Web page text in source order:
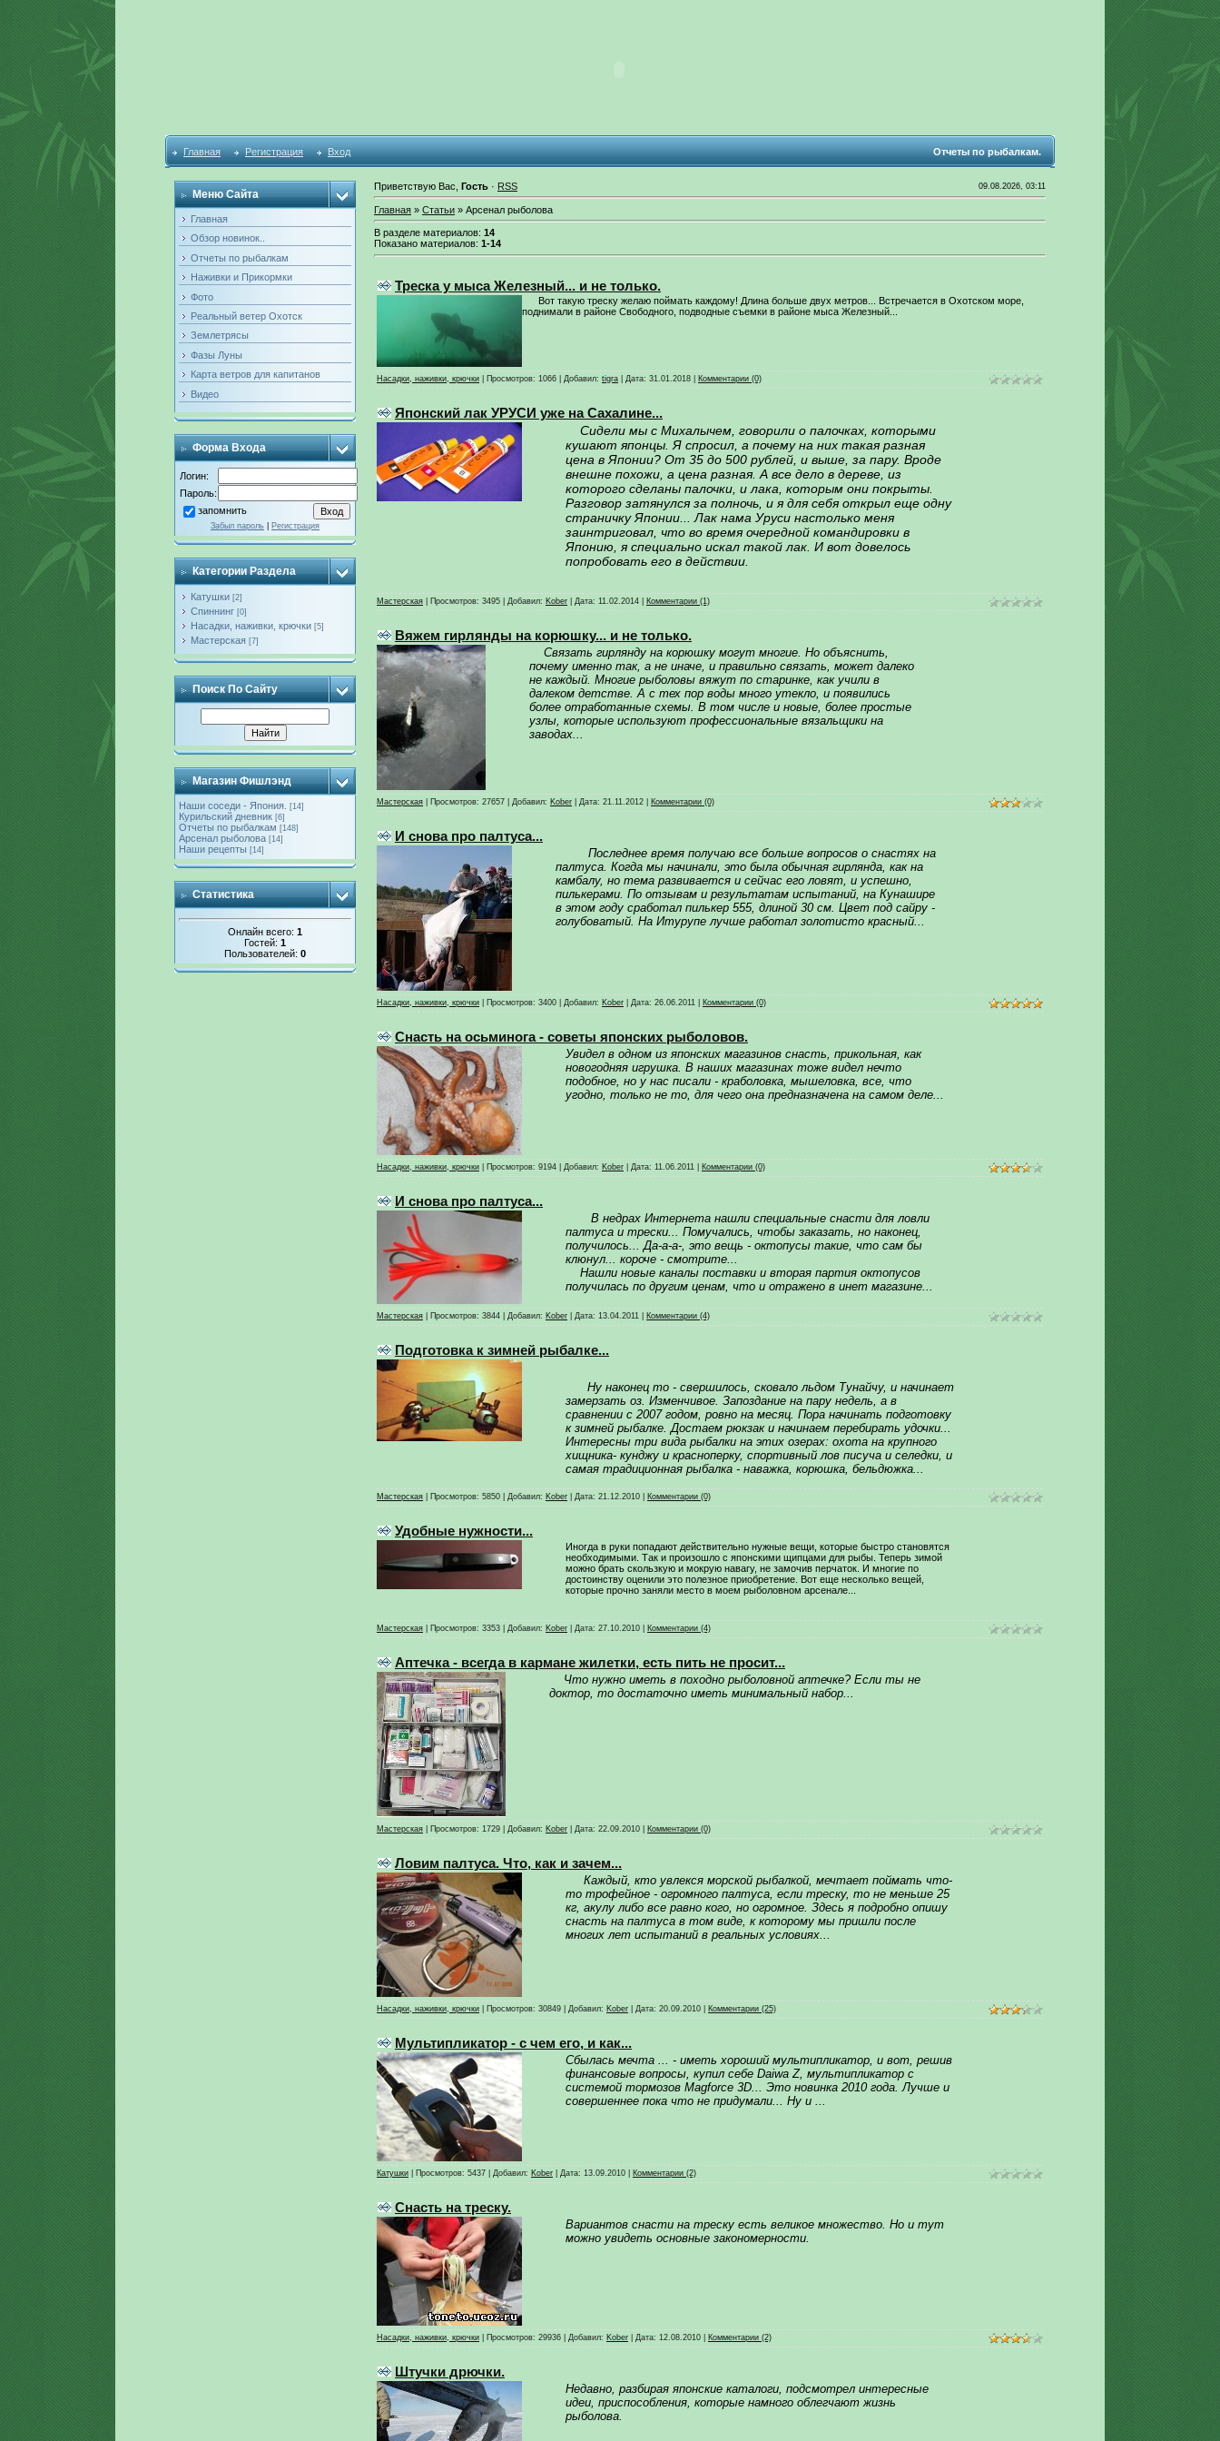
Главная Регистрация Вход Отчеты по рыбалкам.
Меню Сайта
Главная
Обзор новинок..
Отчеты по рыбалкам
Наживки и Прикормки
Фото
Реальный ветер Охотск
Землетрясы
Фазы Луны
Карта ветров для капитанов
Видео
Форма Входа
Логин:
Пароль:
запомнить
Забыл пароль Регистрация
Категории Раздела
Катушки [2]
Спиннинг [0]
Насадки, наживки, крючки [5]
Мастерская [7]
Поиск По Сайту
Магазин Фишлэнд
Наши соседи - Япония. [14]
Курильский дневник [6]
Отчеты по рыбалкам [148]
Арсенал рыболова [14]
Наши рецепты [14]
Статистика
Онлайн всего: 1
Гостей: 1
Пользователей: 0
Приветствую Вас Гость · RSS 09.08.2026, 03:11
Главная » Статьи » Арсенал рыболова
В разделе материалов: 14
Показано материалов: 1-14
Треска у мыса Железный... и не только.
Вот такую треску желаю поймать каждому! Длина больше двух метров... Встречается в Охотском море,
поднимали в районе Свободного, подводные съемки в районе мыса Железный...
Насадки, наживки, крючки Просмотров: 1066 Добавил: tigra Дата: 31.01.2018 Комментарии (0)
Японский лак УРУСИ уже на Сахалине...
Сидели мы с Михалычем, говорили о палочках, которыми
кушают японцы. Я спросил, а почему на них такая разная
цена в Японии? От 35 до 500 рублей, и выше, за пару. Вроде
внешне похожи, а цена разная. А все дело в дереве, из
которого сделаны палочки, и лака, которым они покрыты.
Разговор затянулся за полночь, и я для себя открыл еще одну
страничку Японии... Лак нама Уруси настолько меня
заинтриговал, что во время очередной командировки в
Японию, я специально искал такой лак. И вот довелось
попробовать его в действии.
Мастерская Просмотров: 3495 Добавил: Kober Дата: 11.02.2014 Комментарии (1)
Вяжем гирлянды на корюшку... и не только.
Связать гирлянду на корюшку могут многие. Но объяснить,
почему именно так, а не иначе, и правильно связать, может далеко
не каждый. Многие рыболовы вяжут по старинке, как учили в
далеком детстве. А с тех пор воды много утекло, и появились
более отработанные схемы. В том числе и новые, более простые
узлы, которые используют профессиональные вязальщики на
заводах...
Мастерская Просмотров: 27657 Добавил: Kober Дата: 21.11.2012 Комментарии (0)
И снова про палтуса...
Последнее время получаю все больше вопросов о снастях на
палтуса. Когда мы начинали, это была обычная гирлянда, как на
камбалу, но тема развивается и сейчас его ловят, и успешно,
пилькерами. По отзывам и результатам испытаний, на Кунашире
в этом году сработал пилькер 555, длиной 30 см. Цвет под сайру -
голубоватый. На Итурупе лучше работал золотисто красный...
Насадки, наживки, крючки Просмотров: 3400 Добавил: Kober Дата: 26.06.2011 Комментарии (0)
Снасть на осьминога - советы японских рыболовов.
Увидел в одном из японских магазинов снасть, прикольная, как
новогодняя игрушка. В наших магазинах тоже видел нечто
подобное, но у нас писали - краболовка, мышеловка, все, что
угодно, только не то, для чего она предназначена на самом деле...
Насадки, наживки, крючки Просмотров: 9194 Добавил: Kober Дата: 11.06.2011 Комментарии (0)
И снова про палтуса...
В недрах Интернета нашли специальные снасти для ловли
палтуса и трески... Помучались, чтобы заказать, но наконец,
получилось... Да-а-а-, это вещь - октопусы такие, что сам бы
клюнул... короче - смотрите...
Нашли новые каналы поставки и вторая партия октопусов
получилась по другим ценам, что и отражено в инет магазине...
Мастерская Просмотров: 3844 Добавил: Kober Дата: 13.04.2011 Комментарии (4)
Подготовка к зимней рыбалке...
Ну наконец то - свершилось, сковало льдом Тунайчу, и начинает
замерзать оз. Изменчивое. Запоздание на пару недель, а в
сравнении с 2007 годом, ровно на месяц. Пора начинать подготовку
к зимней рыбалке. Достаем рюкзак и начинаем перебирать удочки...
Интересны три вида рыбалки на этих озерах: охота на крупного
хищника- кунджу и красноперку, спортивный лов писуча и селедки, и
самая традиционная рыбалка - наважка, корюшка, бельдюжка...
Мастерская Просмотров: 5850 Добавил: Kober Дата: 21.12.2010 Комментарии (0)
Удобные нужности...
Иногда в руки попадают действительно нужные вещи, которые быстро становятся
необходимыми. Так и произошло с японскими щипцами для рыбы. Теперь зимой
можно брать скользкую и мокрую навагу, не замочив перчаток. И многие по
достоинству оценили это полезное приобретение. Вот еще несколько вещей,
которые прочно заняли место в моем рыболовном арсенале...
Мастерская Просмотров: 3353 Добавил: Kober Дата: 27.10.2010 Комментарии (4)
Аптечка - всегда в кармане жилетки, есть пить не просит...
Что нужно иметь в походно рыболовной аптечке? Если ты не
доктор, то достаточно иметь минимальный набор...
Мастерская Просмотров: 1729 Добавил: Kober Дата: 22.09.2010 Комментарии (0)
Ловим палтуса. Что, как и зачем...
Каждый, кто увлекся морской рыбалкой, мечтает поймать что-
то трофейное - огромного палтуса, если треску, то не меньше 25
кг, акулу либо все равно кого, но огромное. Здесь я подробно опишу
снасть на палтуса в том виде, к которому мы пришли после
многих лет испытаний в реальных условиях...
Насадки, наживки, крючки Просмотров: 30849 Добавил: Kober Дата: 20.09.2010 Комментарии (25)
Мультипликатор - с чем его, и как...
Сбылась мечта ... - иметь хороший мультипликатор, и вот, решив
финансовые вопросы, купил себе Daiwa Z, мультипликатор с
системой тормозов Magforce 3D... Это новинка 2010 года. Лучше и
совершеннее пока что не придумали... Ну и ...
Катушки Просмотров: 5437 Добавил: Kober Дата: 13.09.2010 Комментарии (2)
Снасть на треску.
Вариантов снасти на треску есть великое множество. Но и тут
можно увидеть основные закономерности.
Насадки, наживки, крючки Просмотров: 29936 Добавил: Kober Дата: 12.08.2010 Комментарии (2)
Штучки дрючки.
Недавно, разбирая японские каталоги, подсмотрел интересные
идеи, приспособления, которые намного облегчают жизнь
рыболова.